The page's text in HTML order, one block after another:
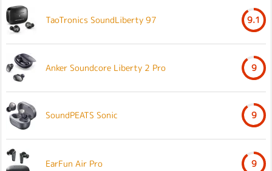
TaoTronics SoundLiberty 97 9.1
Anker Soundcore Liberty 2 Pro 9
SoundPEATS Sonic 9
EarFun Air Pro 9